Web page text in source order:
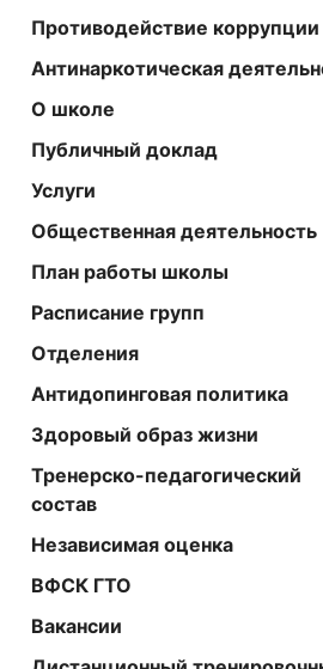
Противодействие коррупции
Антинаркотическая
О школе
Публичный доклад
Услуги
Общественная деятельность
План работы школы
Расписание групп
Отделения
Антидопинговая политика
Здоровый образ жизни
Тренерско-педагогический
состав
Независимая оценка
ВФСК ГТО
Вакансии